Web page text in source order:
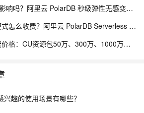
数据库在线扩容业务受影响吗？阿里云 PolarDB 秒级弹性无感变配解析
云数据库 Serverless 模式怎么收费？阿里云 PolarDB Serverless 按需计费解析
阿里云函数计算FC收费价格：CU资源包50万、300万、1000万、2亿、20亿及4000万CU费用清单
兴趣的使用场景有哪些？